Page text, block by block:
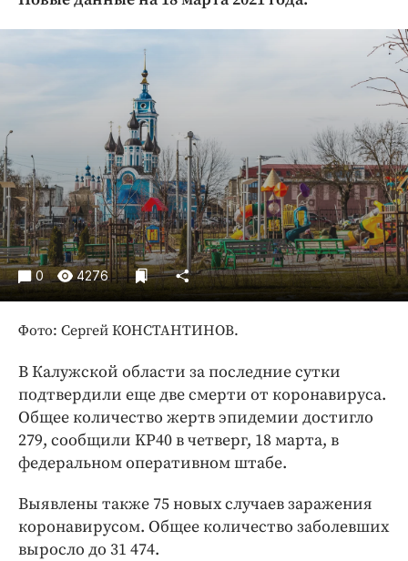
Криминал
Недвижимость и ЖКХ
Образование
Общество
Погода
Праздники
Происшествия
Спорт
Экономика и бизнес
ПРОЕКТЫ
Блоги
Медиаперсона
Интересное чтиво
Клиника года
Бренд года
Работодатель года
0 4276
Фото: Сергей КОНСТАНТИНОВ.
В Калужской области за последние сутки
подтвердили еще две смерти от коронавируса.
Общее количество жертв эпидемии достигло
279, сообщили KP40 в четверг, 18 марта, в
федеральном оперативном штабе.
Выявлены также 75 новых случаев заражения
коронавирусом. Общее количество заболевших
выросло до 31 474.